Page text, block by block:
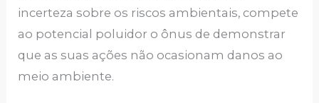
incerteza sobre os riscos ambientais, compete
ao potencial poluidor o ônus de demonstrar
que as suas ações não ocasionam danos ao
meio ambiente.